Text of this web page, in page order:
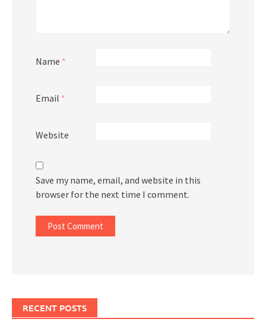
Name *
Email *
Website
Save my name, email, and website in this
browser for the next time I comment.
RECENT POSTS